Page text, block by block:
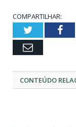
COMPARTILHAR:
Twitter
Email
CONTEÚDO